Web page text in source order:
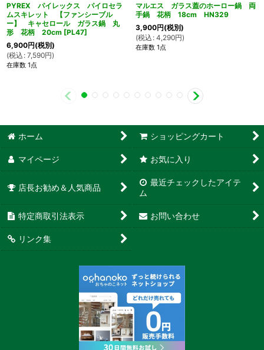
PYREX パイレックス パイロセラ
ムスキレット 【ファンシーブル
ー】 キャセロール ガラス鍋 丸
形 花柄 20cm [PL47]
6,900円(税別)
(税込 : 7,590円)
在庫数 1点
マルエス ガラス蓋のホーロー鍋 両
手鍋 花柄 18cm HN329
3,900円(税別)
(税込 : 4,290円)
在庫数 1点
ホーム ショッピングカート
マイページ お気に入り
店長お勧め＆人気商品
最近チェックしたアイテ
ム
特定商取引法表示 お問い合わせ
リンク集